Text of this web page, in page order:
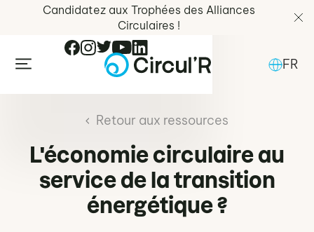
Candidatez aux Trophées des Alliances
Circulaires !
FR
Retour aux ressources
L'économie circulaire au
service de la transition
énergétique ?